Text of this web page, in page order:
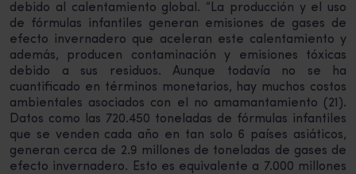
debido al calentamiento global. “La producción y el uso
de fórmulas infantiles generan emisiones de gases de
efecto invernadero que aceleran este calentamiento y
además, producen contaminación y emisiones tóxicas
debido a sus residuos. Aunque todavía no se ha
cuantificado en términos monetarios, hay muchos costos
ambientales asociados con el no amamantamiento (21).
Datos como las 720.450 toneladas de fórmulas infantiles
que se venden cada año en tan solo 6 países asiáticos,
generan cerca de 2.9 millones de toneladas de gases de
efecto invernadero. Esto es equivalente a 7.000 millones